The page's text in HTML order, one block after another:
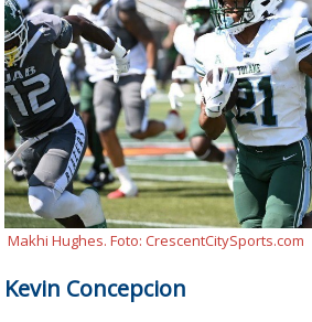
Makhi Hughes. Foto: CrescentCitySports.com
Kevin Concepcion